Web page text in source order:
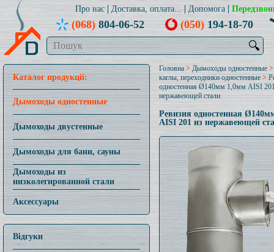
Про нас Доставка, оплата... Допомога
(068)804-06-52 (050)194-18-70
🔍
Каталог продукції:
Дымоходы одностенные
Дымоходы двустенные
Дымоходы для бани, сауны
Дымоходы из
низколегированной стали
Аксессуары
Відгуки
Головна > Дымоходы одностенные
каглы, переходники одностенные>
одностенная Ø140мм 1,0мм AISI
нержавеющей стали
Ревизия одностенная
AISI 201 из нержавеющей